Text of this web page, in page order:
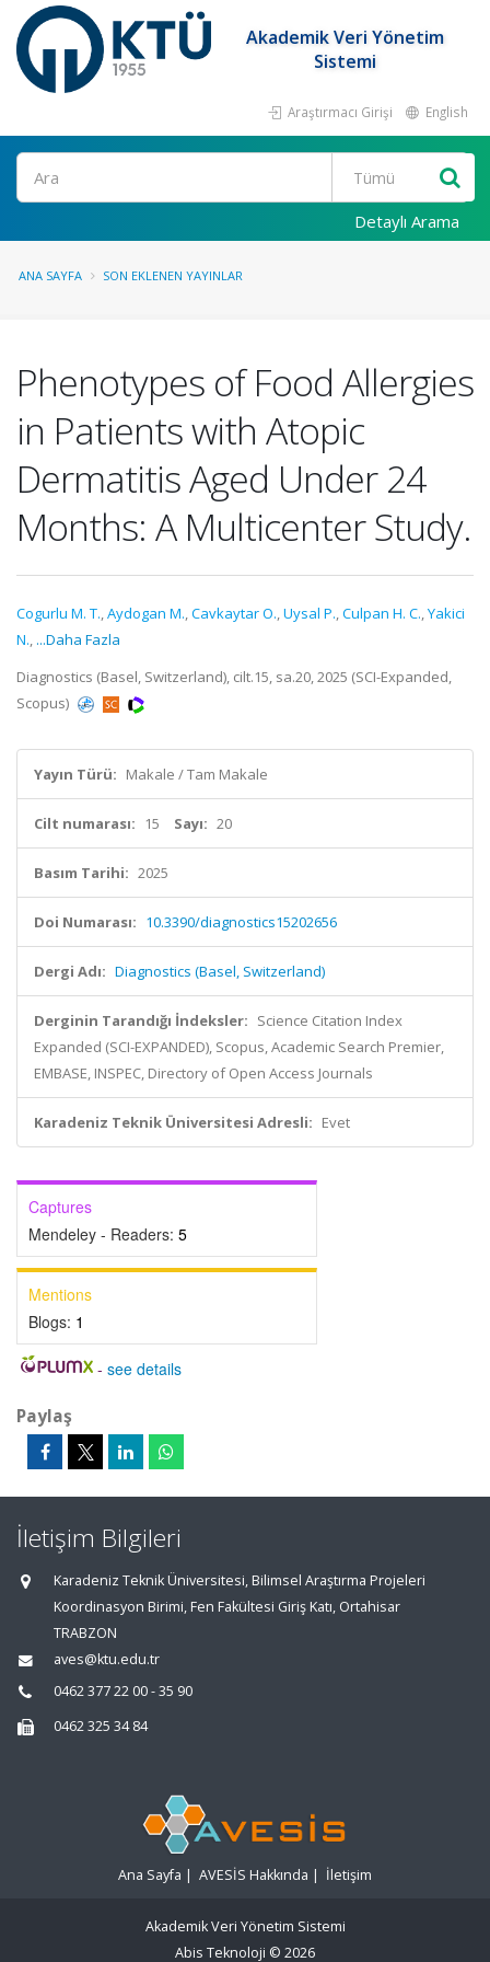
Akademik Veri Yönetim
Sistemi
Araştırmacı Girişi English
Ara
Detaylı Arama
ANA SAYFA SON EKLENEN YAYINLAR
Phenotypes of Food Allergies
in Patients with Atopic
Dermatitis Aged Under 24
Months: A Multicenter Study.
Cogurlu M. T.,Aydogan M.,Cavkaytar O.,Uysal P.,Culpan H. C.,Yakici
N., ...Daha Fazla
Diagnostics (Basel, Switzerland), cilt.15, sa.20, 2025 (SCI-Expanded,
Scopus)
Yayın Türü: Makale / Tam Makale
Cilt numarası: 15 Sayı: 20
Basım Tarihi: 2025
Doi Numarası: 10.3390/diagnostics15202656
Dergi Adı: Diagnostics (Basel, Switzerland)
Derginin Tarandığı İndeksler: Science Citation Index
Expanded (SCI-EXPANDED), Scopus, Academic Search Premier,
EMBASE, INSPEC, Directory of Open Access Journals
Karadeniz Teknik Üniversitesi Adresli: Evet
Captures
Mendeley - Readers: 5
Mentions
Blogs: 1
- see details
Paylaş
İletişim Bilgileri
Karadeniz Teknik Üniversitesi, Bilimsel Araştırma Projeleri
Koordinasyon Birimi, Fen Fakültesi Giriş Katı, Ortahisar
TRABZON
aves@ktu.edu.tr
0462 377 22 00 - 35 90
0462 325 34 84
Ana Sayfa | AVESİS Hakkında | İletişim
Akademik Veri Yönetim Sistemi
Abis Teknoloji © 2026